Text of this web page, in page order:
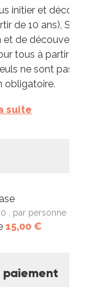
initier et découvrir
de 10 ans), Séances
et de découverte du Tir
tous à partir de 10
ne sont pas
obligatoire.
suite
, par personne
15,00 €
paiement